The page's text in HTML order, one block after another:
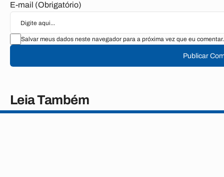
E-mail (Obrigatório)
Salvar meus dados neste navegador para a próxima vez que eu comentar.
Publicar
Leia Também